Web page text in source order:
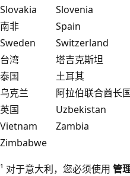
Slovakia
Slovenia
南非
Spain
Sweden
Switzerland
台湾
塔吉克斯坦
泰国
土耳其
乌克兰
阿拉伯联合酋长
英国
Uzbekistan
Vietnam
Zambia
Zimbabwe
¹ 对于意大利，您必须使用 管